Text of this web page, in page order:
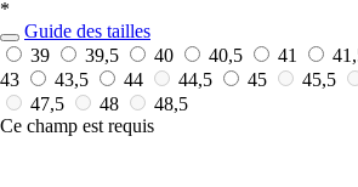
*
Guide des tailles
39
39,5 40 40,5 41
43
43,5 44 44,5 45 45,5
47,5
48
48,5
Ce champ est requis